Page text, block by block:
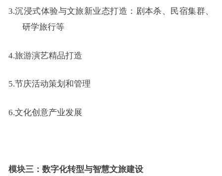
3.沉浸式体验与文旅新业态打造：剧本杀、民宿集群、
研学旅行等
4.旅游演艺精品打造
5.节庆活动策划和管理
6.文化创意产业发展
模块三：数字化转型与智慧文旅建设